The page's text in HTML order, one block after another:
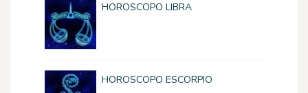
HOROSCOPO LIBRA
HOROSCOPO ESCORPIO